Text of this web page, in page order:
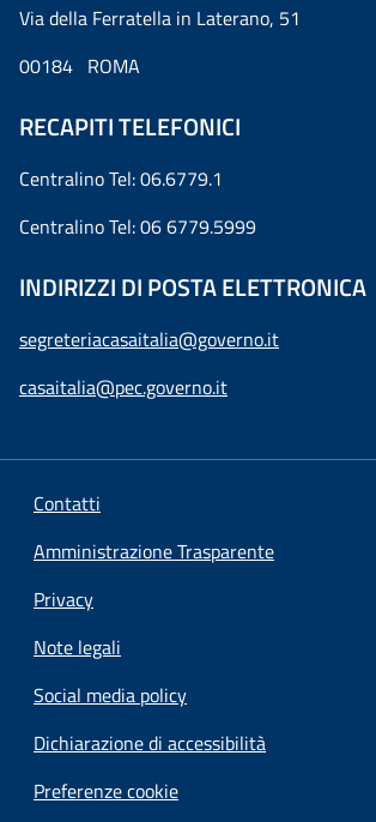
Via della Ferratella in Laterano, 51
00184 ROMA
RECAPITI TELEFONICI
Centralino Tel: 06.6779.1
Centralino Tel: 06 6779.5999
INDIRIZZI DI POSTA ELETTRONICA
segreteriacasaitalia@governo.it
casaitalia@pec.governo.it
Contatti
Amministrazione Trasparente
Privacy
Note legali
Social media policy
Dichiarazione di accessibilità
Preferenze cookie